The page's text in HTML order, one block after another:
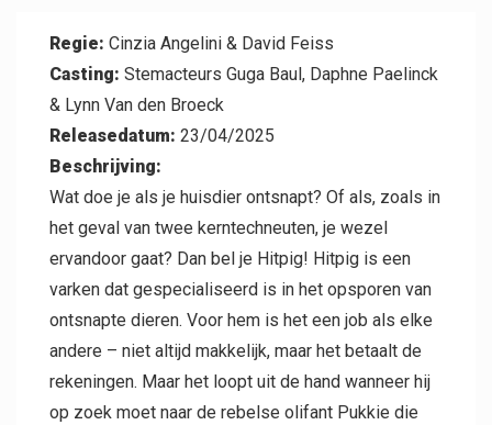
Contact
Regie: Cinzia Angelini & David Feiss
Casting: Stemacteurs Guga Baul, Daphne Paelinck
& Lynn Van den Broeck
Releasedatum: 23/04/2025
Beschrijving:
Wat doe je als je huisdier ontsnapt? Of als, zoals in
het geval van twee kerntechneuten, je wezel
ervandoor gaat? Dan bel je Hitpig! Hitpig is een
varken dat gespecialiseerd is in het opsporen van
ontsnapte dieren. Voor hem is het een job als elke
andere – niet altijd makkelijk, maar het betaalt de
rekeningen. Maar het loopt uit de hand wanneer hij
op zoek moet naar de rebelse olifant Pukkie die